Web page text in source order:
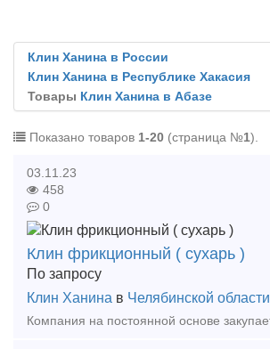
Клин Ханина в России
Клин Ханина в Республике Хакасия
Товары Клин Ханина в Абазе
Показано товаров 1-20 (страница №1).
03.11.23
458
0
Клин фрикционный ( сухарь )
По запросу
Клин Ханина в Челябинской области